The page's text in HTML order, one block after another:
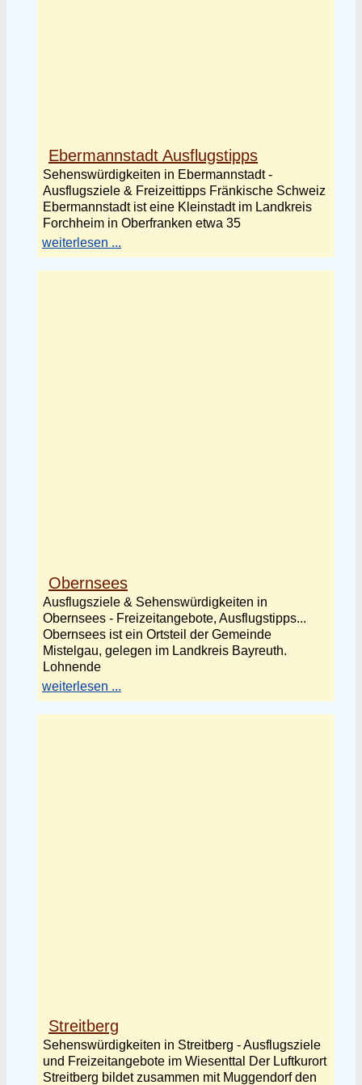
Ebermannstadt Ausflugstipps
Sehenswürdigkeiten in Ebermannstadt -
Ausflugsziele & Freizeittipps Fränkische Schweiz
Ebermannstadt ist eine Kleinstadt im Landkreis
Forchheim in Oberfranken etwa 35
weiterlesen ...
Obernsees
Ausflugsziele & Sehenswürdigkeiten in
Obernsees - Freizeitangebote, Ausflugstipps...
Obernsees ist ein Ortsteil der Gemeinde
Mistelgau, gelegen im Landkreis Bayreuth.
Lohnende
weiterlesen ...
Streitberg
Sehenswürdigkeiten in Streitberg - Ausflugsziele
und Freizeitangebote im Wiesenttal Der Luftkurort
Streitberg bildet zusammen mit Muggendorf den